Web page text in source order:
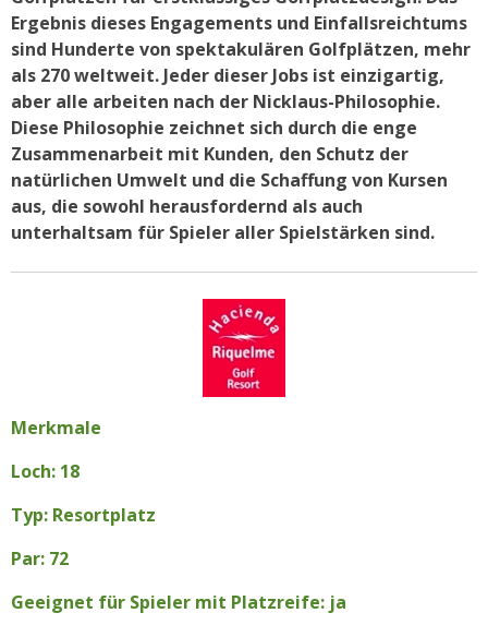
Ergebnis dieses Engagements und Einfallsreichtums
sind Hunderte von spektakulären Golfplätzen, mehr
als 270 weltweit. Jeder dieser Jobs ist einzigartig,
aber alle arbeiten nach der Nicklaus-Philosophie.
Diese Philosophie zeichnet sich durch die enge
Zusammenarbeit mit Kunden, den Schutz der
natürlichen Umwelt und die Schaffung von Kursen
aus, die sowohl herausfordernd als auch
unterhaltsam für Spieler aller Spielstärken sind.
Merkmale
Loch: 18
Typ: Resortplatz
Par: 72
Geeignet für Spieler mit Platzreife: ja